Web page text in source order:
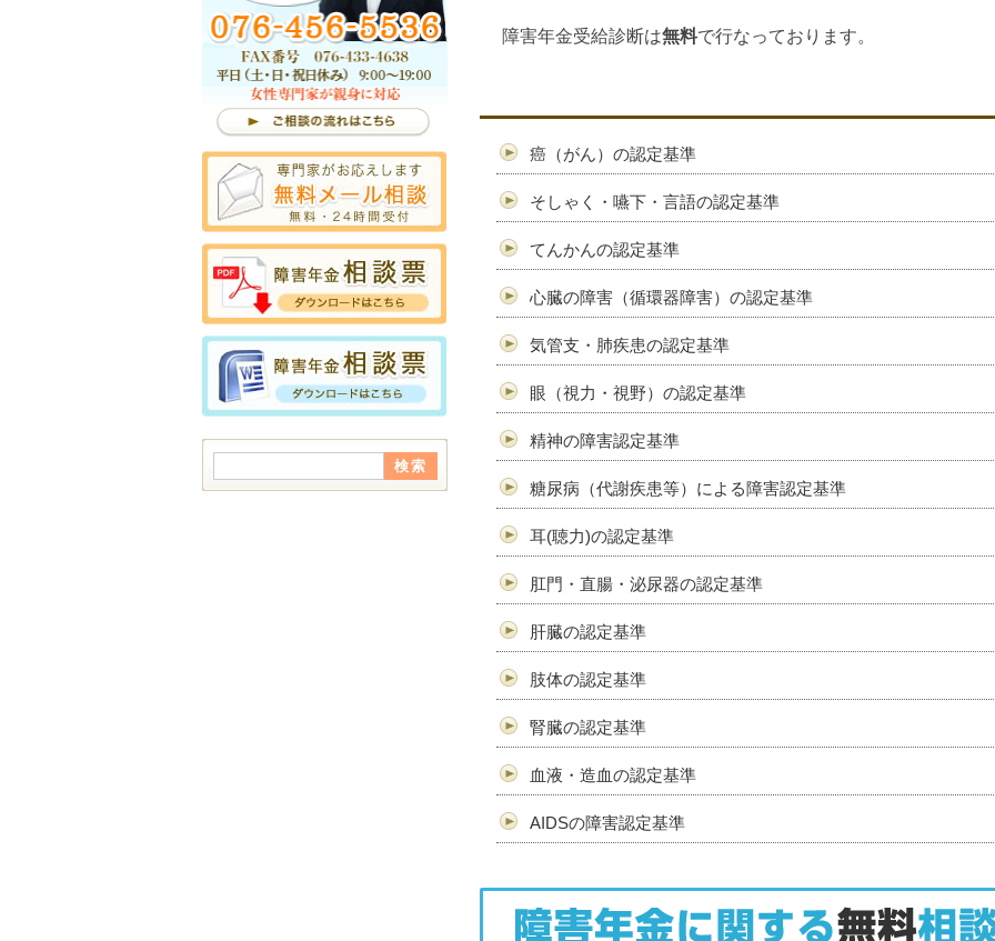
障害年金受給診断は無料で行なっております。
癌（がん）の認定基準
そしゃく・嚥下・言語の認定基準
てんかんの認定基準
心臓の障害（循環器障害）の認定基準
気管支・肺疾患の認定基準
眼（視力・視野）の認定基準
精神の障害認定基準
糖尿病（代謝疾患等）による障害認定基準
耳(聴力)の認定基準
肛門・直腸・泌尿器の認定基準
肝臓の認定基準
肢体の認定基準
腎臓の認定基準
血液・造血の認定基準
AIDSの障害認定基準